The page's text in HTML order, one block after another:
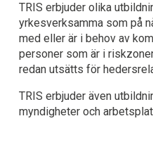
TRIS erbjuder olika
yrkesverksamma som på
med eller är i behov av
personer som är i
redan utsätts för
TRIS erbjuder även
myndigheter och